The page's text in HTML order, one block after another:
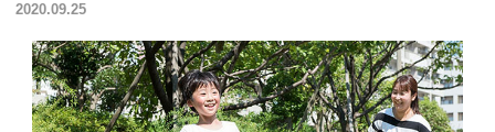
2020.09.25